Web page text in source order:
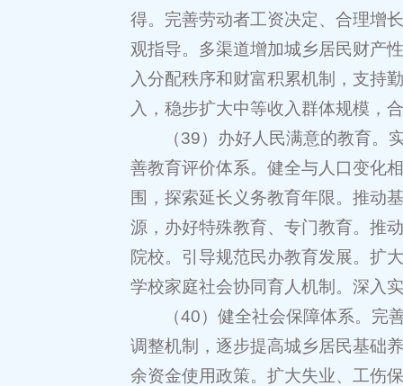
得。完善劳动者工资决定、合理增
观指导。多渠道增加城乡居民财产
入分配秩序和财富积累机制，支持
入，稳步扩大中等收入群体规模，
（39）办好人民满意的教育
善教育评价体系。健全与人口变化
围，探索延长义务教育年限。推动
源，办好特殊教育、专门教育。推
院校。引导规范民办教育发展。扩
学校家庭社会协同育人机制。深入
（40）健全社会保障体系。
调整机制，逐步提高城乡居民基础
余资金使用政策。扩大失业、工伤